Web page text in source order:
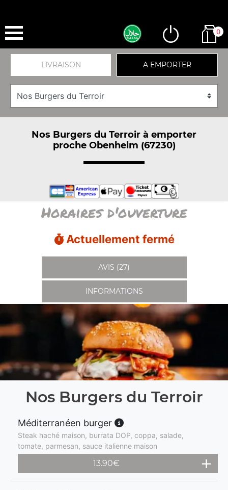
0
LIVRAISON A EMPORTER
Nos Burgers du Terroir à emporter
proche Obenheim (67230)
Horaires d'ouverture
Actuellement fermé
AVIS (27)
INFORMATIONS
Nos Burgers du Terroir
Méditerranéen burger
Steak haché maison, burrata DOP, coppa, salade,
tomate, parmesan, sauce italienne maison
13.90€